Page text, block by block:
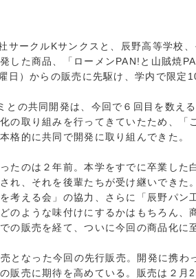
サークルKサンクスと、辰野高等学校
した商品、「ローメンPAN!と山賊焼
日）からの販売に先駆け、学内で限定
との共同開発は、今回で６回目を数え
の取り組みを行ってきていたため、「
格的に共同で開発に取り組んできた。
たのは２年前。本学をすでに卒業した
れ、それを後輩たちが受け継いできた
考える会」の協力、さらに「辰野パン
のような味付けにするかはもちろん、
の販売を経て、ついに今回の商品化に
となった今回の先行販売。開発に携わ
販売に期待を高めている。販売は２月